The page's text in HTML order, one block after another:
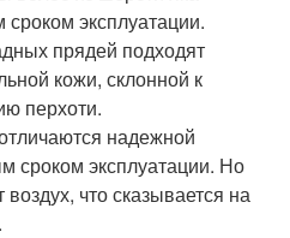
эксплуатации.
прядей подходят
кожи, склонной к
перхоти.
надежной
сроком эксплуатации. Но
что сказывается на